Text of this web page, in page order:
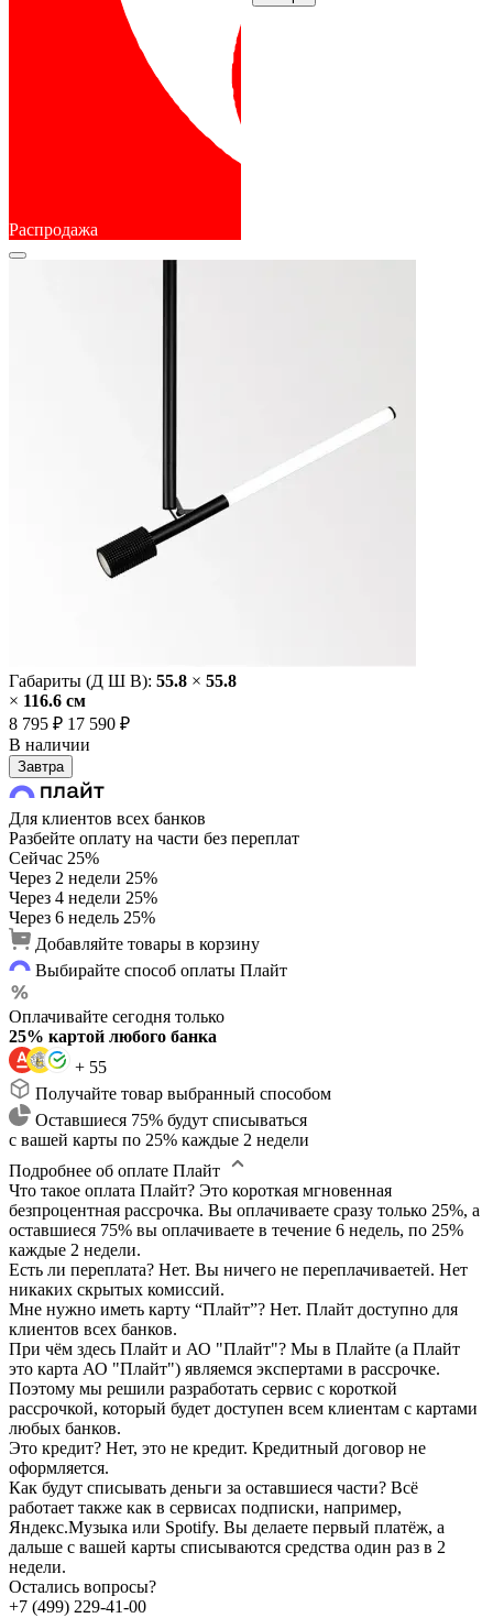
Распродажа
Габариты (Д Ш В): 55.8 × 55.8
× 116.6 cм
8 795 ₽ 17 590 ₽
В наличии
Завтра
Для клиентов всех банков
Разбейте оплату на части без переплат
Сейчас 25%
Через 2 недели 25%
Через 4 недели 25%
Через 6 недель 25%
Добавляйте товары в корзину
Выбирайте способ оплаты Плайт
Оплачивайте сегодня только
25% картой любого банка
+ 55
Получайте товар выбранный способом
Оставшиеся 75% будут списываться
с вашей карты по 25% каждые 2 недели
Подробнее об оплате Плайт
Что такое оплата Плайт? Это короткая мгновенная
безпроцентная рассрочка. Вы оплачиваете сразу только 25%, а
оставшиеся 75% вы оплачиваете в течение 6 недель, по 25%
каждые 2 недели.
Есть ли переплата? Нет. Вы ничего не переплачиваетей. Нет
никаких скрытых комиссий.
Мне нужно иметь карту “Плайт”? Нет. Плайт доступно для
клиентов всех банков.
При чём здесь Плайт и АО "Плайт"? Мы в Плайте (а Плайт
это карта АО "Плайт") являемся экспертами в рассрочке.
Поэтому мы решили разработать сервис с короткой
рассрочкой, который будет доступен всем клиентам с картами
любых банков.
Это кредит? Нет, это не кредит. Кредитный договор не
оформляется.
Как будут списывать деньги за оставшиеся части? Всё
работает также как в сервисах подписки, например,
Яндекс.Музыка или Spotify. Вы делаете первый платёж, а
дальше с вашей карты списываются средства один раз в 2
недели.
Остались вопросы?
+7 (499) 229-41-00